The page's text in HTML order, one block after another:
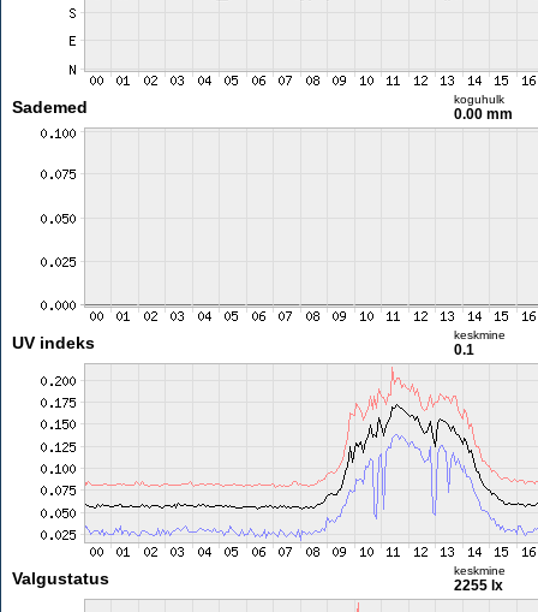
Sademed koguhulk
0.00 mm
UV indeks keskmine
0.1
Valgustatus keskmine
2255 lx